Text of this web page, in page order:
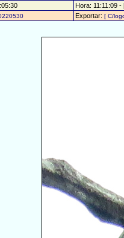
Hora: 11:11:09
Exportar: [ C/